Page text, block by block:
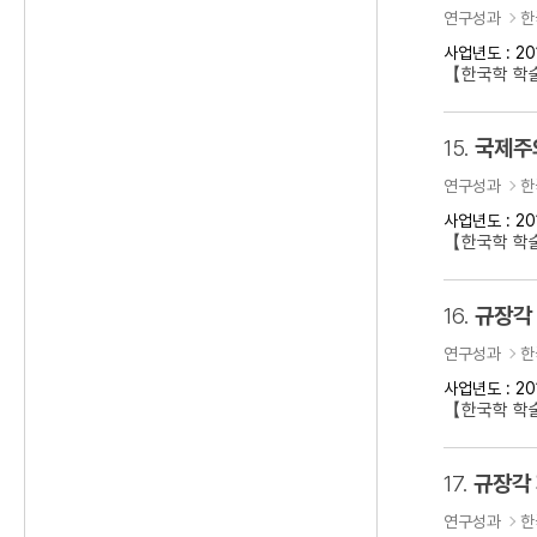
연구성과
사업년도 :
【한국학
15. 국제
연구성과
사업년도 :
【한국학
16. 규장
연구성과
사업년도 :
【한국학
17. 규장
연구성과